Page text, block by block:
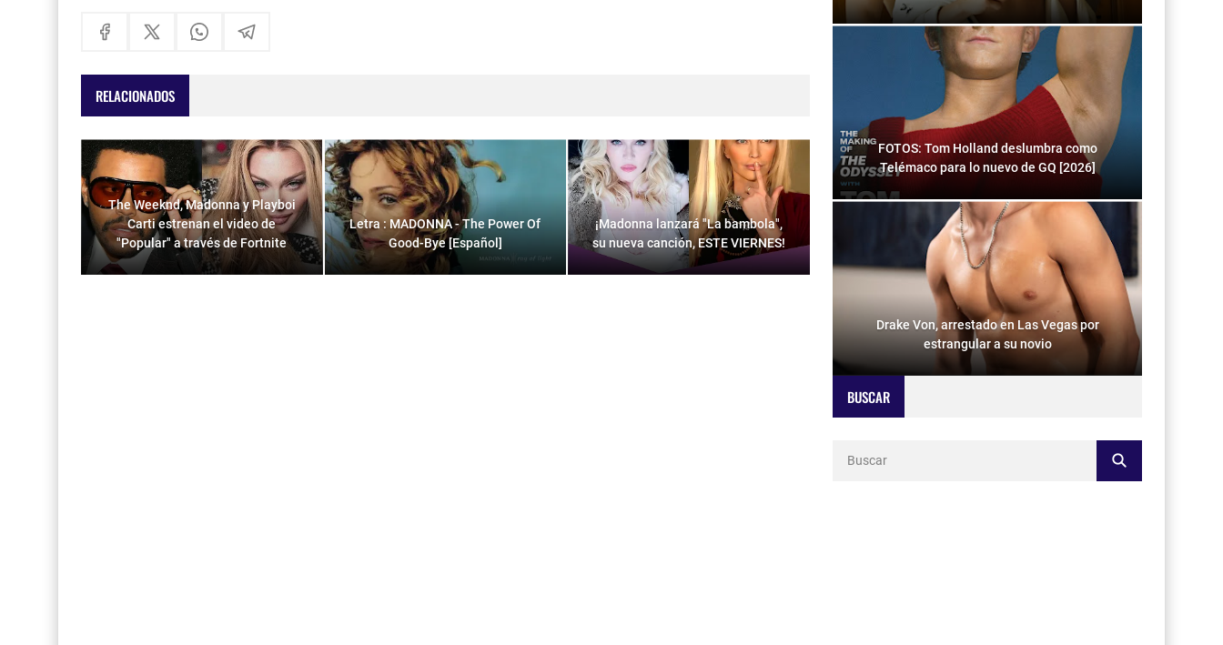
RELACIONADOS
The Weeknd, Madonna y Playboi
Carti estrenan el video de
"Popular" a través de Fortnite
Letra : MADONNA - The Power Of
Good-Bye [Español]
¡Madonna lanzará "La bambola",
su nueva canción, ESTE VIERNES!
FOTOS: Tom Holland deslumbra como
Telémaco para lo nuevo de GQ [2026]
Drake Von, arrestado en Las Vegas por
estrangular a su novio
BUSCAR